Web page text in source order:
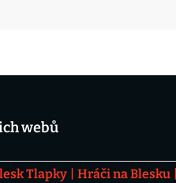
webů
Tlapky Hráči na Blesku